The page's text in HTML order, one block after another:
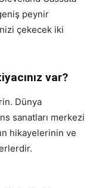
peynir
çekecek iki
var?
Dünya
sanatları merkezi
hikayelerinin ve